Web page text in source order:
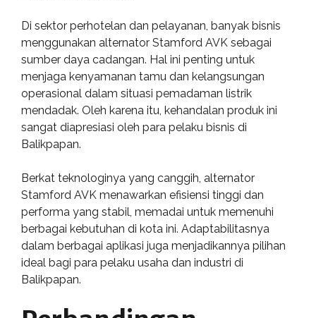
Di sektor perhotelan dan pelayanan, banyak bisnis
menggunakan alternator Stamford AVK sebagai
sumber daya cadangan. Hal ini penting untuk
menjaga kenyamanan tamu dan kelangsungan
operasional dalam situasi pemadaman listrik
mendadak. Oleh karena itu, kehandalan produk ini
sangat diapresiasi oleh para pelaku bisnis di
Balikpapan.
Berkat teknologinya yang canggih, alternator
Stamford AVK menawarkan efisiensi tinggi dan
performa yang stabil, memadai untuk memenuhi
berbagai kebutuhan di kota ini. Adaptabilitasnya
dalam berbagai aplikasi juga menjadikannya pilihan
ideal bagi para pelaku usaha dan industri di
Balikpapan.